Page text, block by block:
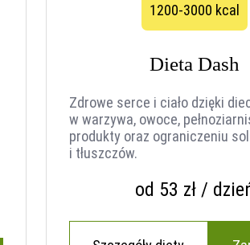
1200-3000 kcal
Dieta Dash
Zdrowe serce i ciało dzięki
w warzywa, owoce,
produkty oraz ograniczeniu
i tłuszczów.
od 53 zł /